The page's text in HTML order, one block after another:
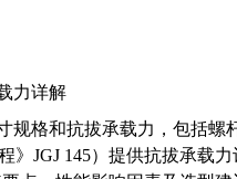
力详解
规格和抗拔承载力，包括
》JGJ 145）提供抗拔承载